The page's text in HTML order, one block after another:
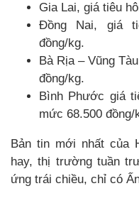
Gia Lai, giá tiêu
Đồng Nai, giá
đồng/kg.
Bà Rịa – Vũng
đồng/kg.
Bình Phước giá
mức 68.500 đồng/
Bản tin mới nhất của
hay, thị trường tuần
ứng trái chiều, chỉ có